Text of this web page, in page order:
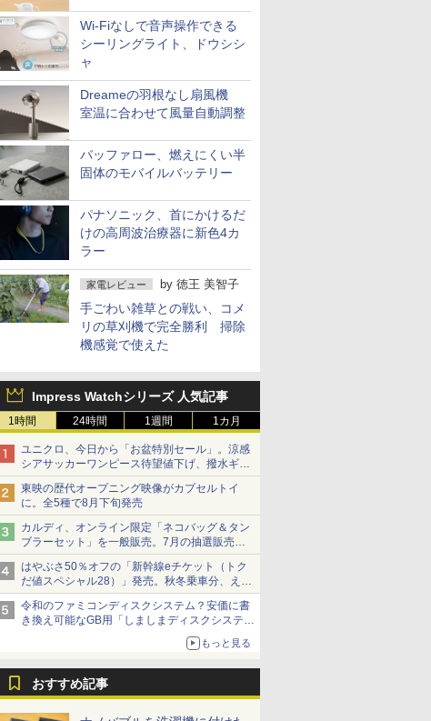
Wi-Fiなしで音声操作できる
シーリングライト、ドウシシ
ャ
Dreameの羽根なし扇風機
室温に合わせて風量自動調整
バッファロー、燃えにくい半
固体のモバイルバッテリー
パナソニック、首にかけるだ
けの高周波治療器に新色4カ
ラー
家電レビュー by 徳王 美智子
手ごわい雑草との戦い、コメ
リの草刈機で完全勝利 掃除
機感覚で使えた
Impress Watchシリーズ 人気記事
1時間 24時間 1週間 1カ月
ユニクロ、今日から「お盆特別セール」。涼感
シアサッカーワンピース待望値下げ、撥水ギア
ショーツは1990円に
東映の歴代オープニング映像がカプセルトイ
に。全5種で8月下旬発売
カルディ、オンライン限定「ネコバッグ＆タン
ブラーセット」を一般販売。7月の抽選販売の
当選無効分
はやぶさ50％オフの「新幹線eチケット（トク
だ値スペシャル28）」発売。秋冬乗車分、えき
ねっと限定
令和のファミコンディスクシステム？安価に書
き換え可能なGB用「しましまディスクシステ
もっと見る
おすすめ記事